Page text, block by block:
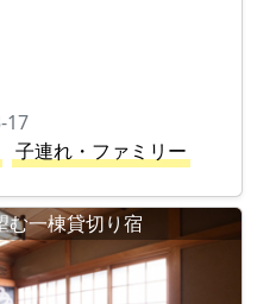
17
子連れ・ファミリー
む一棟貸切り宿